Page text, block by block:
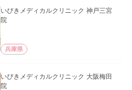
いびきメディカルクリニック 神戸三宮
院
兵庫県
いびきメディカルクリニック 大阪梅田
院